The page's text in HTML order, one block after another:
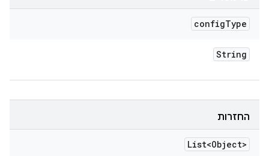
configType
String
החזרות
List<Object>